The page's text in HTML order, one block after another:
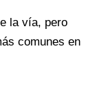
la vía, pero
comunes en